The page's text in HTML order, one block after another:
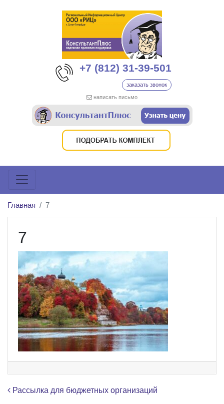
+7 (812) 31-39-501
заказать звонок
написать письмо
Главная 7
7
Навигация по записям
Рассылка для бюджетных организаций